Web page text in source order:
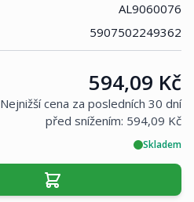
AL9060076
5907502249362
Cena:
594,09 Kč
Nejnižší cena za posledních 30 dní
před snížením: 594,09 Kč
Skladem